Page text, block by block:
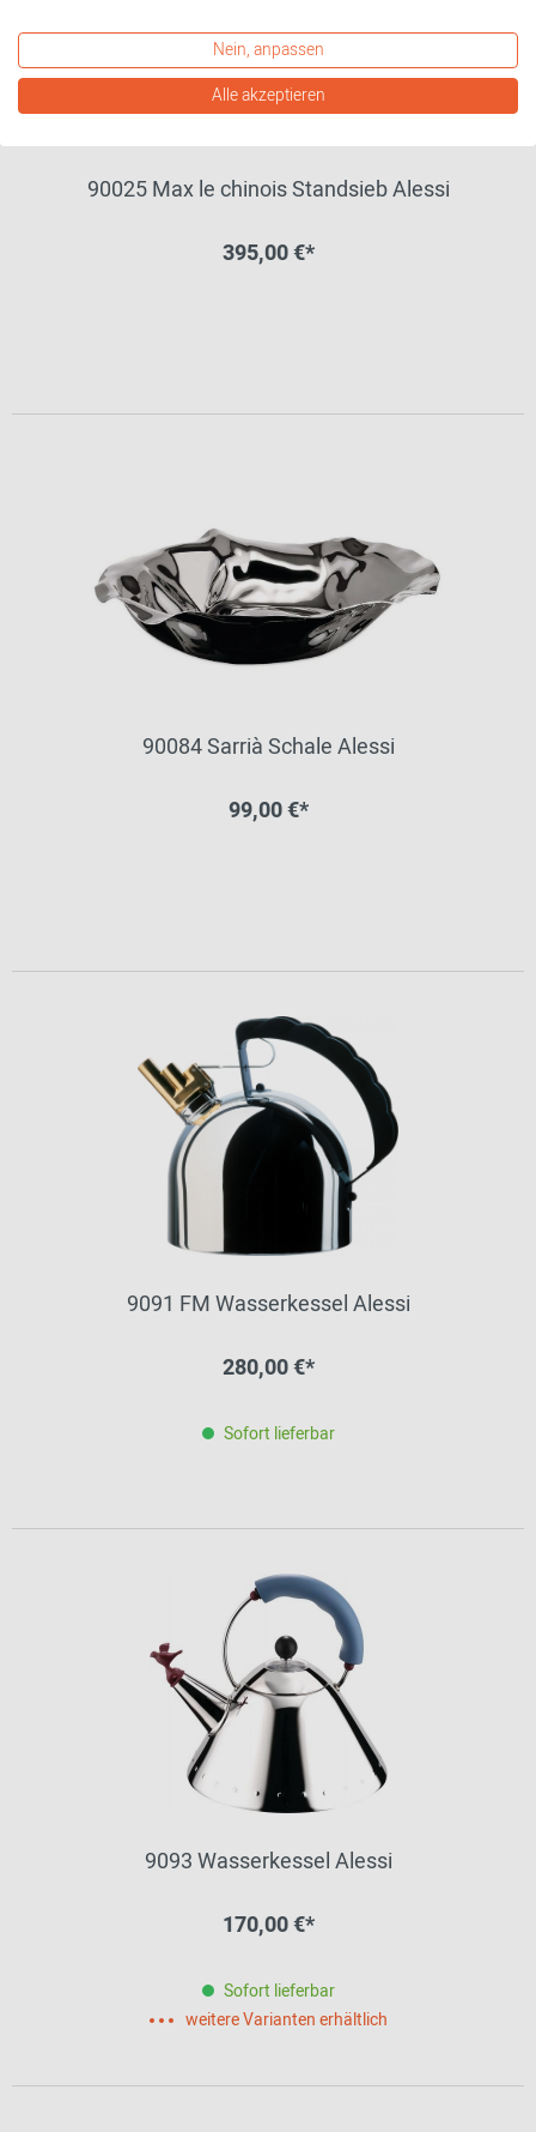
90025 Max le chinois Standsieb Alessi
395,00 €*
90084 Sarrià Schale Alessi
99,00 €*
9091 FM Wasserkessel Alessi
280,00 €*
Sofort lieferbar
9093 Wasserkessel Alessi
170,00 €*
Sofort lieferbar
weitere Varianten erhältlich
Nein, anpassen
Alle akzeptieren